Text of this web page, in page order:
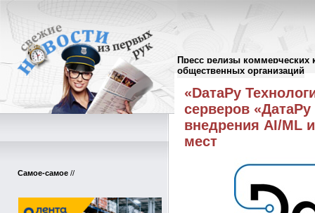
Пресс релизы коммерческих
общественных организаций
Самое-самое //
Пресс-релизы//
«DатаРу
серверов
внедрения AI/ML
мест